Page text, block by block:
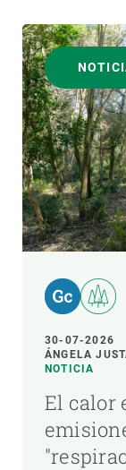
30-07-2026
ÁNGELA
NOTICIA
El calor